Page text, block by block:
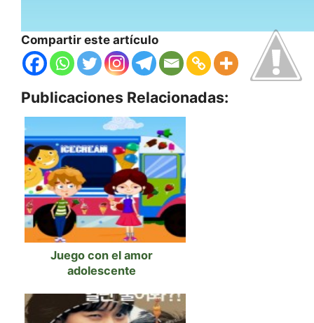
Compartir este artículo
Publicaciones Relacionadas:
Juego con el amor
adolescente